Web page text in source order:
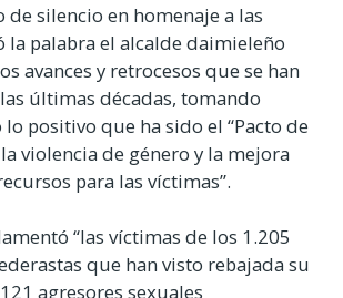
silencio en homenaje a las
la palabra el alcalde daimieleño
avances y retrocesos que se han
últimas décadas, tomando
positivo que ha sido el “Pacto de
violencia de género y la mejora
para las víctimas”.
“las víctimas de los 1.205
que han visto rebajada su
agresores sexuales